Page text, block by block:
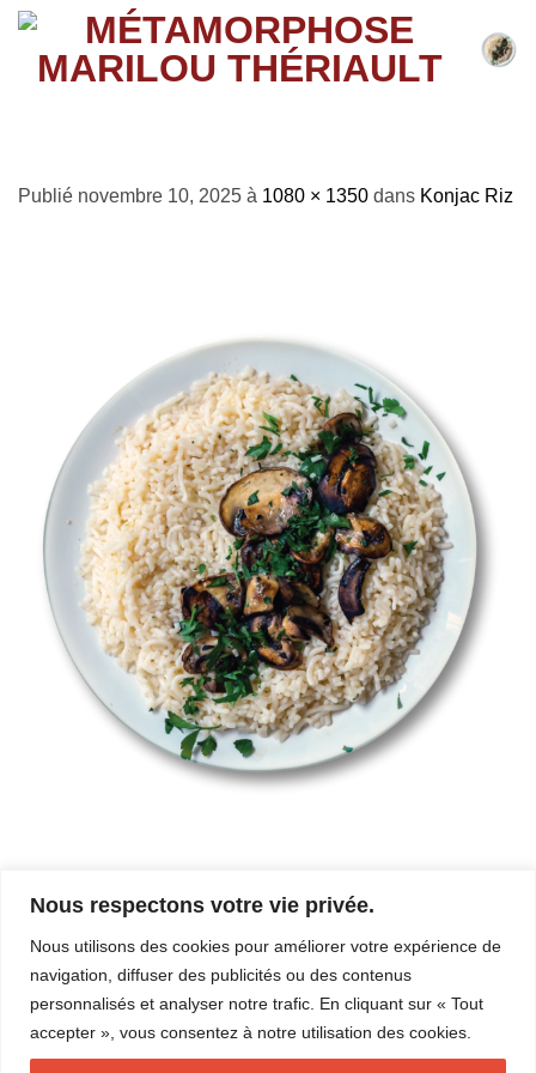
Nous respectons votre vie privée.
Nous utilisons des cookies pour améliorer votre expérience de
navigation, diffuser des publicités ou des contenus
personnalisés et analyser notre trafic. En cliquant sur « Tout
accepter », vous consentez à notre utilisation des cookies.
Passer
contenu
Publié novembre 10, 2025 à 1080 × 1350 dans Konjac Riz
Les commentaires et les rétroliens sont actuellement fermés.
←Précédent
Suivant→